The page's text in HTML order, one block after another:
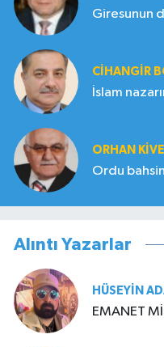
Giresunun
CIHANGIR
İslam
ORHAN
Ordu
Alıntı Yazarlar
HÜSEYIN
EMANET